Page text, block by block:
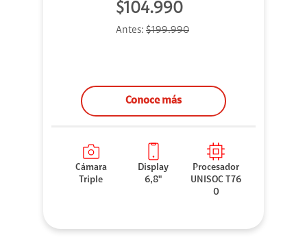
$104.990
Antes: $199.990
Conoce más
Cámara
Triple
Display
6,8"
Procesador
UNISOC T76
0